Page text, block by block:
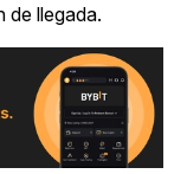
de llegada.